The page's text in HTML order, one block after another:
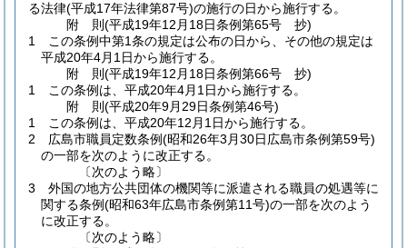
る法律(平成17年法律第87号)の施行の日から施行する。
附 則(平成19年12月18日条例第65号 抄)
1
この条例中第1条の規定は公布の日から、その他の規定は
平成20年4月1日から施行する。
附 則(平成19年12月18日条例第66号 抄)
1
この条例は、平成20年4月1日から施行する。
附 則(平成20年9月29日条例第46号)
1
この条例は、平成20年12月1日から施行する。
2
広島市職員定数条例(昭和26年3月30日広島市条例第59号)
の一部を次のように改正する。
〔次のよう略〕
3
外国の地方公共団体の機関等に派遣される職員の処遇等に
関する条例(昭和63年広島市条例第11号)の一部を次のよう
に改正する。
〔次のよう略〕